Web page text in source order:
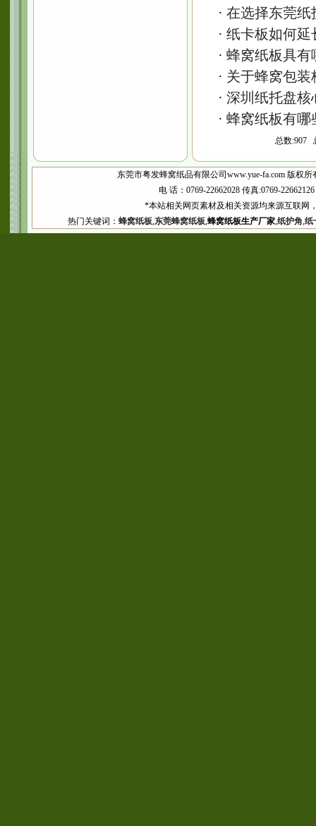
· 在选择东莞
· 纸卡板如何
· 蜂窝纸板具
· 关于蜂窝包
· 深圳纸托盘
· 蜂窝纸板有
总数:907
东莞市粤发蜂窝纸品有限公司www.yue-fa.com 版权
电 话：0769-22662028 传真:0769-
*本站相关网页素材及相关资源均来源互联网
热门关键词： 蜂窝纸板,东莞蜂窝纸板,蜂窝纸板生产厂家,纸护角,纸